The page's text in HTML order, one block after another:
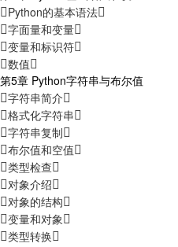
Python的基本语法
字面量和变量
变量和标识符
数值
第5章 Python字符串与布尔值
字符串简介
格式化字符串
字符串复制
布尔值和空值
类型检查
对象介绍
对象的结构
变量和对象
类型转换